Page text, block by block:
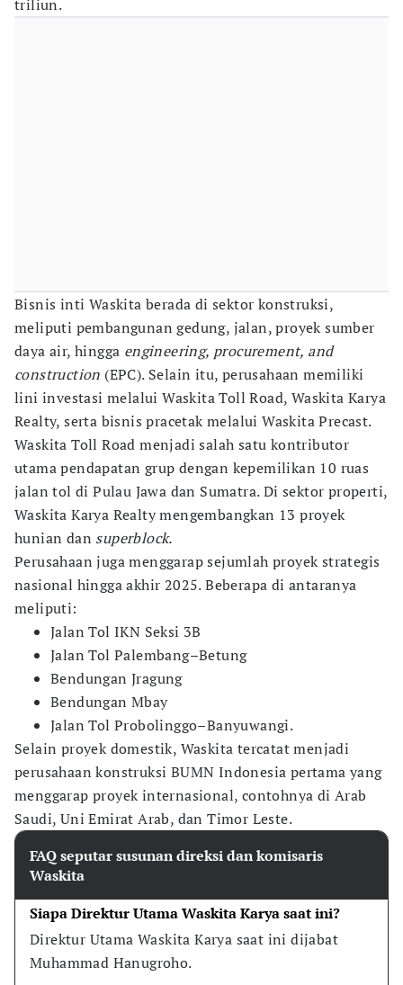
triliun.
Bisnis inti Waskita berada di sektor konstruksi,
meliputi pembangunan gedung, jalan, proyek sumber
daya air, hingga engineering, procurement, and
construction (EPC). Selain itu, perusahaan memiliki
lini investasi melalui Waskita Toll Road, Waskita Karya
Realty, serta bisnis pracetak melalui Waskita Precast.
Waskita Toll Road menjadi salah satu kontributor
utama pendapatan grup dengan kepemilikan 10 ruas
jalan tol di Pulau Jawa dan Sumatra. Di sektor properti,
Waskita Karya Realty mengembangkan 13 proyek
hunian dan superblock.
Perusahaan juga menggarap sejumlah proyek strategis
nasional hingga akhir 2025. Beberapa di antaranya
meliputi:
Jalan Tol IKN Seksi 3B
Jalan Tol Palembang–Betung
Bendungan Jragung
Bendungan Mbay
Jalan Tol Probolinggo–Banyuwangi.
Selain proyek domestik, Waskita tercatat menjadi
perusahaan konstruksi BUMN Indonesia pertama yang
menggarap proyek internasional, contohnya di Arab
Saudi, Uni Emirat Arab, dan Timor Leste.
FAQ seputar susunan direksi dan komisaris
Waskita
Siapa Direktur Utama Waskita Karya saat ini?
Direktur Utama Waskita Karya saat ini dijabat
Muhammad Hanugroho.